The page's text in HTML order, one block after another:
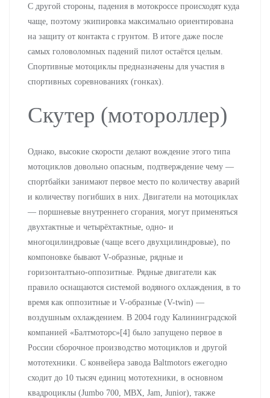
С другой стороны, падения в мотокроссе происходят куда
чаще, поэтому экипировка максимально ориентирована
на защиту от контакта с грунтом. В итоге даже после
самых головоломных падений пилот остаётся целым.
Спортивные мотоциклы предназначены для участия в
спортивных соревнованиях (гонках).
Скутер (мотороллер)
Однако, высокие скорости делают вождение этого типа
мотоциклов довольно опасным, подтверждение чему —
спортбайки занимают первое место по количеству аварий
и количеству погибших в них. Двигатели на мотоциклах
— поршневые внутреннего сгорания, могут применяться
двухтактные и четырёхтактные, одно- и
многоцилиндровые (чаще всего двухцилиндровые), по
компоновке бывают V-образные, рядные и
горизонталтьно-оппозитные. Рядные двигатели как
правило оснащаются системой водяного охлаждения, в то
время как оппозитные и V-образные (V-twin) —
воздушным охлаждением. В 2004 году Калининградской
компанией «Балтмоторс»[4] было запущено первое в
России сборочное производство мотоциклов и другой
мототехники. С конвейера завода Baltmotors ежегодно
сходит до 10 тысяч единиц мототехники, в основном
квадроциклы (Jumbo 700, MBX, Jam, Junior), также